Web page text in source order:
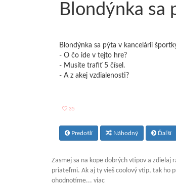
Blondýnka sa
Blondýnka sa pýta v kancelárii
- O čo ide v tejto hre?
- Musíte trafiť 5 čísel.
- A z akej vzdialenosti?
35
Predošlí Náhodný Ďaľší
Zasmej sa na kope dobrých vtipov a zdielaj
priateľmi. Ak aj ty vieš coolový vtip, tak ho
ohodnotíme... viac